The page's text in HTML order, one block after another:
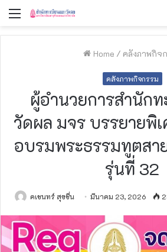
Menu
Home / คลังภาพกิจ
คลังภาพกิจกรรม
ผู้อำนวยการสำนักท
วัดผล มจร บรรยายพิ
อบรมพระธรรมทูตสา
รุ่นที่ 32
คเชนทร์ สุขชื่น มีนาคม 23, 2026